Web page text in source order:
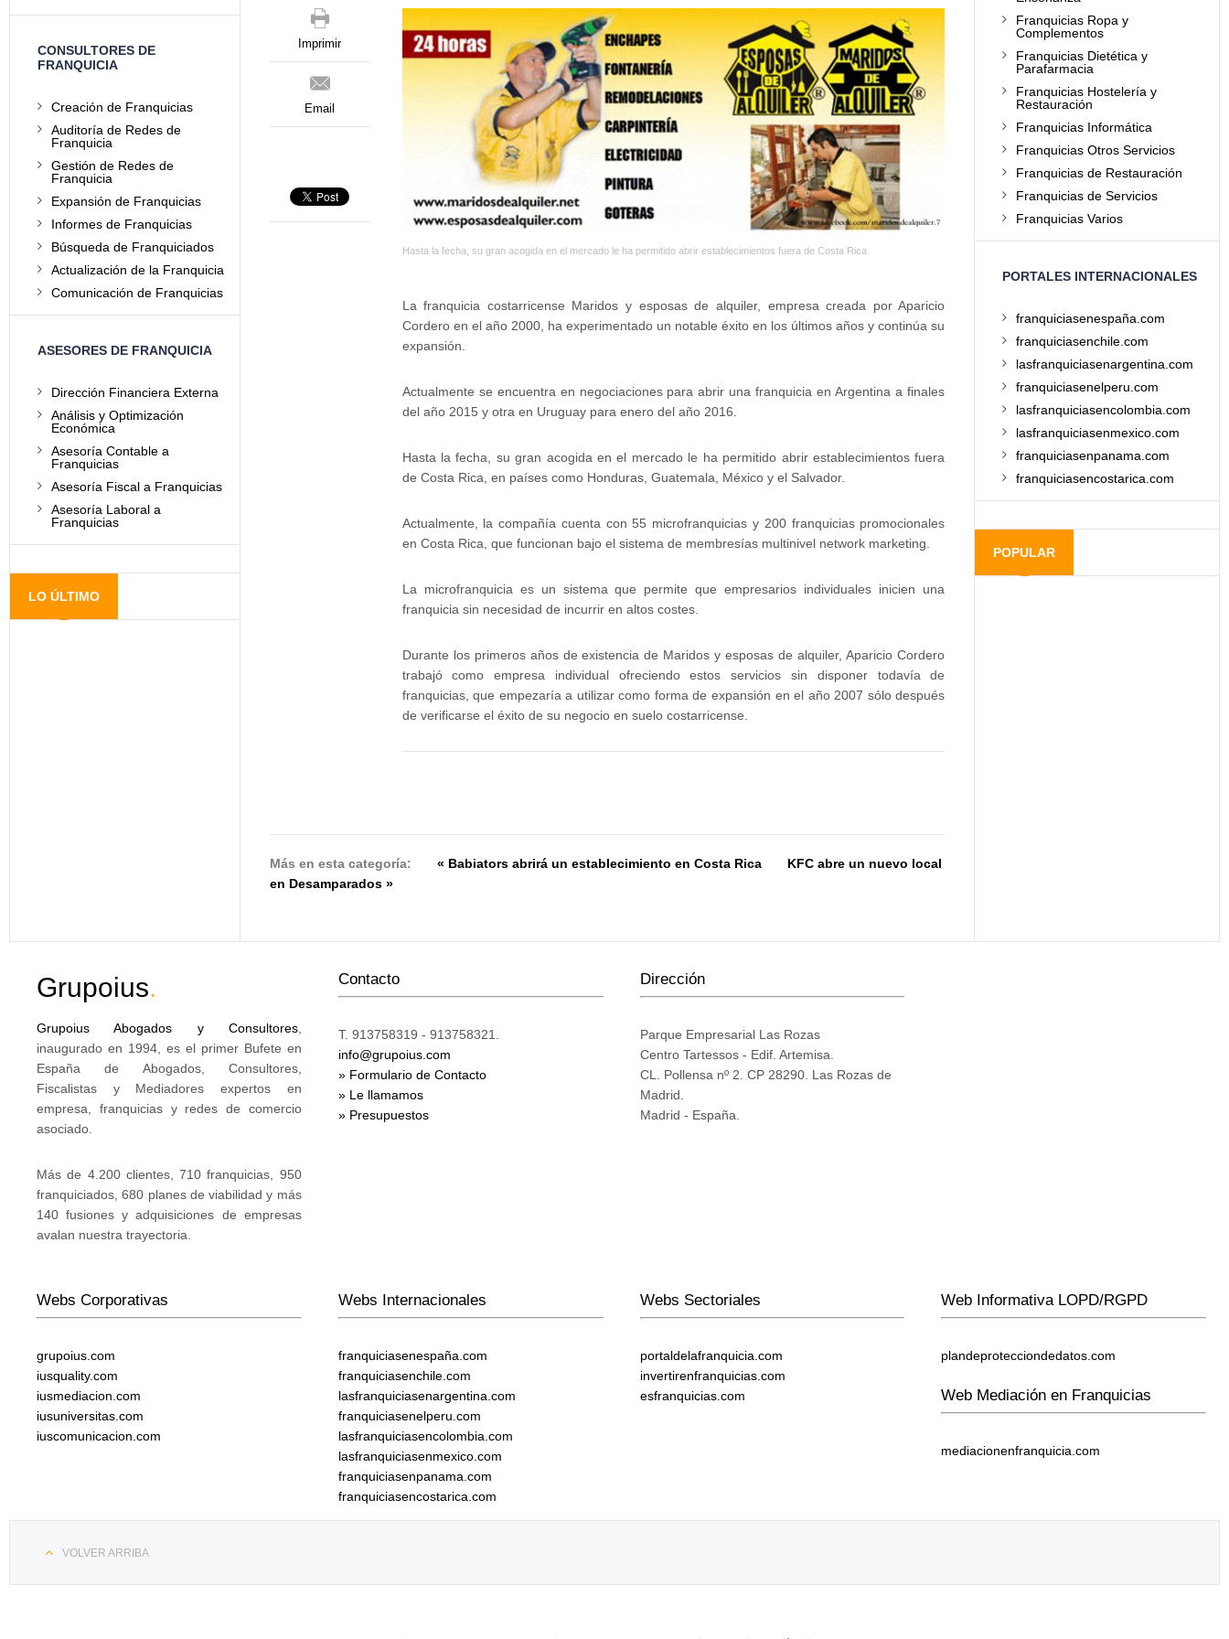
Hasta la fecha, su gran acogida en el mercado le ha permitido abrir establecimientos fuera de Costa Rica
La franquicia costarricense Maridos y esposas de alquiler, empresa creada por Aparicio
Cordero en el año 2000, ha experimentado un notable éxito en los últimos años y continúa su
expansión.
Actualmente se encuentra en negociaciones para abrir una franquicia en Argentina a finales
del año 2015 y otra en Uruguay para enero del año 2016.
Hasta la fecha, su gran acogida en el mercado le ha permitido abrir establecimientos fuera
de Costa Rica, en países como Honduras, Guatemala, México y el Salvador.
Actualmente, la compañía cuenta con 55 microfranquicias y 200 franquicias promocionales
en Costa Rica, que funcionan bajo el sistema de membresías multinivel network marketing.
La microfranquicia es un sistema que permite que empresarios individuales inicien una
franquicia sin necesidad de incurrir en altos costes.
Durante los primeros años de existencia de Maridos y esposas de alquiler, Aparicio Cordero
trabajó como empresa individual ofreciendo estos servicios sin disponer todavía de
franquicias, que empezaría a utilizar como forma de expansión en el año 2007 sólo después
de verificarse el éxito de su negocio en suelo costarricense.
Imprimir
Email
Más en esta categoría: « Babiators abrirá un establecimiento en Costa Rica
KFC abre un nuevo local
en Desamparados »
Franquicias Ropa y
Complementos
Franquicias Dietética y
Parafarmacia
Franquicias Hostelería y
Restauración
Franquicias Informática
Franquicias Otros Servicios
Franquicias de Restauración
Franquicias de Servicios
Franquicias Varios
PORTALES INTERNACIONALES
franquiciasenespaña.com
franquiciasenchile.com
lasfranquiciasenargentina.com
franquiciasenelperu.com
lasfranquiciasencolombia.com
lasfranquiciasenmexico.com
franquiciasenpanama.com
franquiciasencostarica.com
POPULAR
CONSULTORES DE
FRANQUICIA
Creación de Franquicias
Auditoría de Redes de
Franquicia
Gestión de Redes de
Franquicia
Expansión de Franquicias
Informes de Franquicias
Búsqueda de Franquiciados
Actualización de la Franquicia
Comunicación de Franquicias
ASESORES DE FRANQUICIA
Dirección Financiera Externa
Análisis y Optimización
Económica
Asesoría Contable a
Franquicias
Asesoría Fiscal a Franquicias
Asesoría Laboral a
Franquicias
LO ÚLTIMO
Grupoius.
Grupoius Abogados y Consultores,
inaugurado en 1994, es el primer Bufete en
España de Abogados, Consultores,
Fiscalistas y Mediadores expertos en
empresa, franquicias y redes de comercio
asociado.
Más de 4.200 clientes, 710 franquicias, 950
franquiciados, 680 planes de viabilidad y más
140 fusiones y adquisiciones de empresas
avalan nuestra trayectoria.
Contacto
T. 913758319 - 913758321.
info@grupoius.com
» Formulario de Contacto
» Le llamamos
» Presupuestos
Dirección
Parque Empresarial Las Rozas
Centro Tartessos - Edif. Artemisa.
CL. Pollensa nº 2. CP 28290. Las Rozas de
Madrid.
Madrid - España.
Webs Corporativas
grupoius.com
iusquality.com
iusmediacion.com
iusuniversitas.com
iuscomunicacion.com
Webs Internacionales
franquiciasenespaña.com
franquiciasenchile.com
lasfranquiciasenargentina.com
franquiciasenelperu.com
lasfranquiciasencolombia.com
lasfranquiciasenmexico.com
franquiciasenpanama.com
franquiciasencostarica.com
Webs Sectoriales
portaldelafranquicia.com
invertirenfranquicias.com
esfranquicias.com
Web Informativa LOPD/RGPD
plandeprotecciondedatos.com
Web Mediación en Franquicias
mediacionenfranquicia.com
VOLVER ARRIBA